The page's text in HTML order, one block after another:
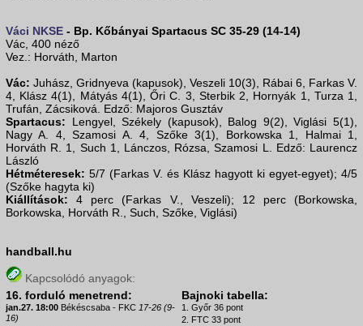
Váci NKSE - Bp. Kőbányai Spartacus SC 35-29 (14-14)
Vác, 400 néző
Vez.: Horváth, Marton
Vác: Juhász, Gridnyeva (kapusok), Veszeli 10(3), Rábai 6, Farkas V.
4, Klász 4(1), Mátyás 4(1), Őri C. 3, Sterbik 2, Hornyák 1, Turza 1,
Trufán, Zácsiková. Edző: Majoros Gusztáv
Spartacus: Lengyel, Székely (kapusok), Balog 9(2), Viglási 5(1),
Nagy A. 4, Szamosi A. 4, Szőke 3(1), Borkowska 1, Halmai 1,
Horváth R. 1, Such 1, Lánczos, Rózsa, Szamosi L. Edző: Laurencz
László
Hétméteresek: 5/7 (Farkas V. és Klász hagyott ki egyet-egyet); 4/5
(Szőke hagyta ki)
Kiállítások: 4 perc (Farkas V., Veszeli); 12 perc (Borkowska,
Borkowska, Horváth R., Such, Szőke, Viglási)
handball.hu
Kapcsolódó anyagok:
16. forduló menetrend:
jan.27. 18:00 Békéscsaba - FKC 17-26 (9-
16)
Bajnoki tabella:
1. Győr 36 pont
2. FTC 33 pont